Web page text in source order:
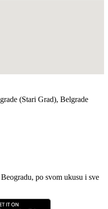
(Stari Grad), Belgrade
po svom ukusu i sve